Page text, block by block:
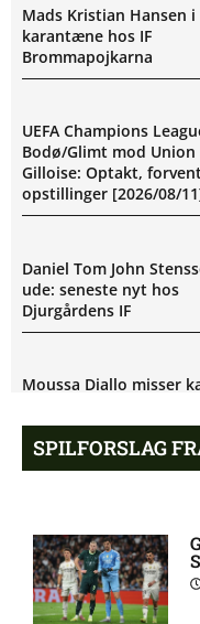
Mads Kristian Hansen i
karantæne hos IF
Brommapojkarna
UEFA Champions
Bodø/Glimt mod Union
Gilloise: Optakt,
opstillinger [2026/08/
Daniel Tom John
ude: seneste nyt hos
Djurgårdens IF
Moussa Diallo misser
Erik Jonathan Ring ude
skade for Västerås SK
SPILFORSLAG